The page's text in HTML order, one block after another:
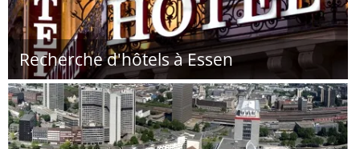
Recherche d'hôtels à Essen